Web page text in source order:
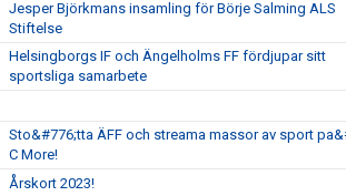
Jesper Björkmans insamling för Börje Salming ALS
Stiftelse
Helsingborgs IF och Ängelholms FF fördjupar sitt
sportsliga samarbete
Sto&#776;tta ÄFF och streama massor av sport
C More!
Årskort 2023!